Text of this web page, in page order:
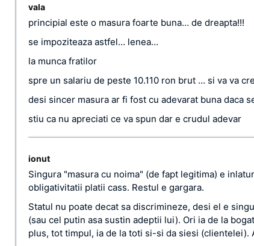
vala
principial este o masura foarte buna… de dreapta!!!
se impoziteaza astfel… lenea…
la munca fratilor
spre un salariu de peste 10.110 ron brut … si va va
desi sincer masura ar fi fost cu adevarat buna daca
stiu ca nu apreciati ce va spun dar e crudul adevar
ionut
Singura "masura cu noima" (de fapt legitima) e
obligativitatii platii cass. Restul e gargara.
Statul nu poate decat sa discrimineze, desi el e
(sau cel putin asa sustin adeptii lui). Ori ia de la
plus, tot timpul, ia de la toti si-si da siesi (clientelei).